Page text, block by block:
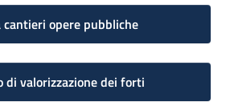
cantieri opere pubbliche
di valorizzazione dei forti